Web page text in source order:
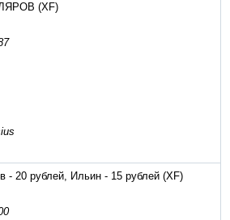
(XF)
- 20 рублей, Ильин - 15 рублей (XF)